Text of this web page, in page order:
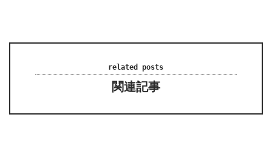
related posts
関連記事